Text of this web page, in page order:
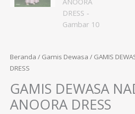
Beranda / Gamis Dewasa / GAMIS
DRESS
GAMIS DEWASA
ANOORA DRESS